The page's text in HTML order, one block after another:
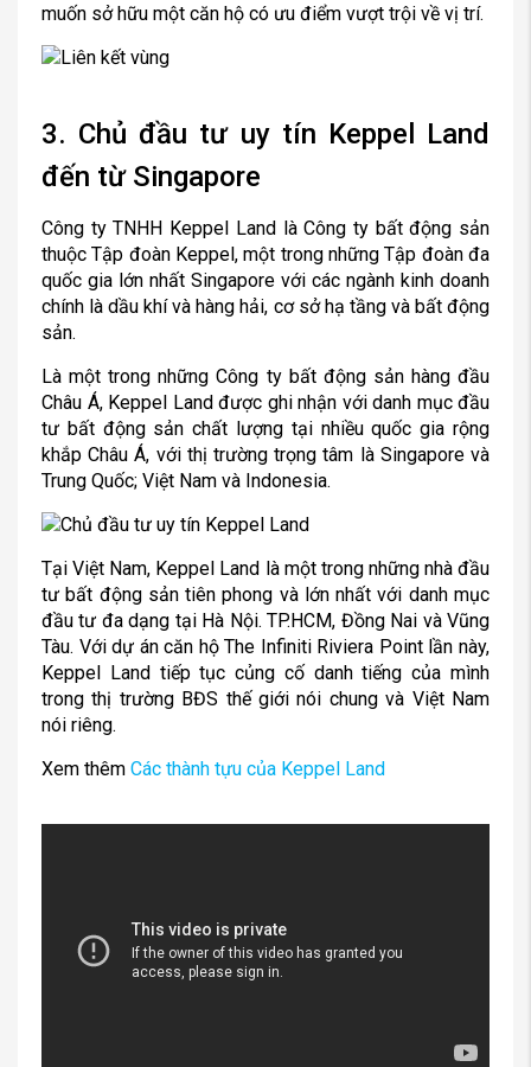
muốn sở hữu một căn hộ có ưu điểm vượt trội về vị trí.
3. Chủ đầu tư uy tín Keppel Land
đến từ Singapore
Công ty TNHH Keppel Land là Công ty bất động sản
thuộc Tập đoàn Keppel, một trong những Tập đoàn đa
quốc gia lớn nhất Singapore với các ngành kinh doanh
chính là dầu khí và hàng hải, cơ sở hạ tầng và bất động
sản.
Là một trong những Công ty bất động sản hàng đầu
Châu Á, Keppel Land được ghi nhận với danh mục đầu
tư bất động sản chất lượng tại nhiều quốc gia rộng
khắp Châu Á, với thị trường trọng tâm là Singapore và
Trung Quốc; Việt Nam và Indonesia.
Tại Việt Nam, Keppel Land là một trong những nhà đầu
tư bất động sản tiên phong và lớn nhất với danh mục
đầu tư đa dạng tại Hà Nội. TP.HCM, Đồng Nai và Vũng
Tàu. Với dự án căn hộ The Infiniti Riviera Point lần này,
Keppel Land tiếp tục củng cố danh tiếng của mình
trong thị trường BĐS thế giới nói chung và Việt Nam
nói riêng.
Xem thêm Các thành tựu của Keppel Land